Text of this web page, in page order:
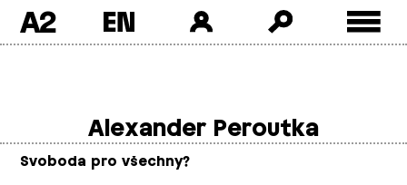
A2
Alexander Peroutka
Svoboda pro všechny?